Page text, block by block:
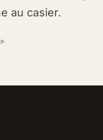
au casier.